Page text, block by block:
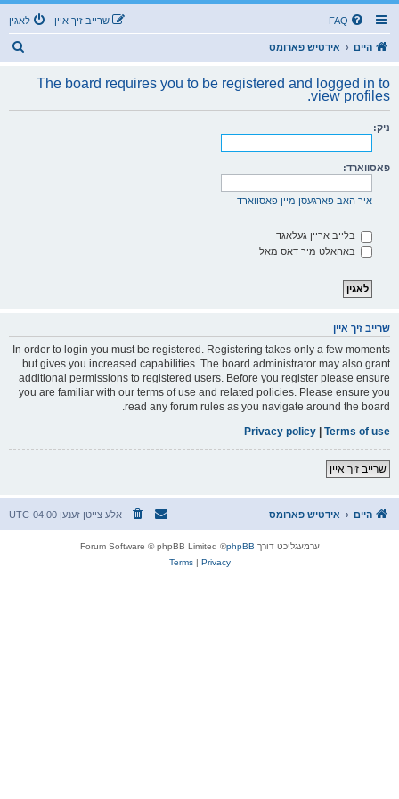
FAQ לאגין שרייב זיך איין
היים אידטיש פארומס
The board requires you to be registered and logged in to
view profiles.
ניק:
פאסווארד:
איך האב פארגעסן מיין פאסווארד
בלייב אריין געלאגד
באהאלט מיר דאס מאל
שרייב זיך איין
In order to login you must be registered. Registering takes only a few moments
but gives you increased capabilities. The board administrator may also grant
additional permissions to registered users. Before you register please ensure
you are familiar with our terms of use and related policies. Please ensure you
read any forum rules as you navigate around the board.
Terms of use
|
Privacy policy
שרייב זיך איין
היים אידטיש פארומס אלע צייטן זענען UTC-04:00
ערמעגליכט דורך phpBB
® Forum Software © phpBB Limited
Privacy
|
Terms